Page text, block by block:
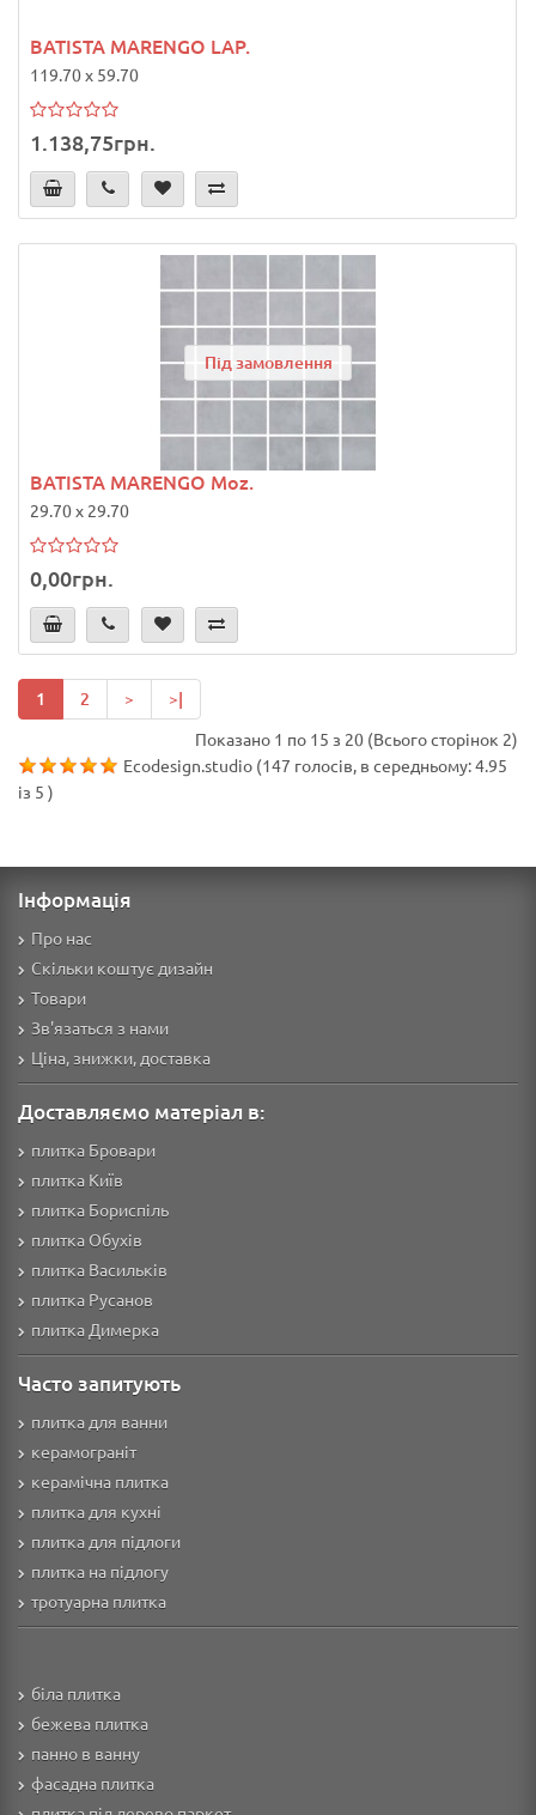
BATISTA MARENGO LAP.
119.70 x 59.70
1.138,75грн.
Під замовлення
BATISTA MARENGO Moz.
29.70 x 29.70
0,00грн.
1 2 > >|
Показано 1 по 15 з 20 (Всього сторінок 2)
Ecodesign.studio (147 голосів, в середньому:4.95
із 5 )
Інформація
Про нас
Скільки коштує дизайн
Товари
Зв'язаться з нами
Ціна, знижки, доставка
Доставляємо матеріал в:
плитка Бровари
плитка Київ
плитка Бориспіль
плитка Обухів
плитка Васильків
плитка Русанов
плитка Димерка
Часто запитують
плитка для ванни
керамограніт
керамічна плитка
плитка для кухні
плитка для підлоги
плитка на підлогу
тротуарна плитка
біла плитка
бежева плитка
панно в ванну
фасадна плитка